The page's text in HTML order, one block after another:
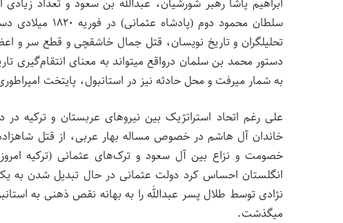
سلطان محمود
تحلیلگران و تاریخ نویسان، قتل جمال خاشقچی و قطع سر و
دستور محمد بن سلمان درواقع می­تواند به معنای انتقام‌­گیری
به شمار می­رفت و محل حادثه نیز در استانبول، پایتخت
علی رغم اتحاد استراتژیک بین نیروهای عربستان و ترکیه
خصومت و نزاع بین آل سعود و ترک‌­های عثمانی (ترکیه
انگلستان احساس کرد دولت عثمانی در حال تبدیل شدن به
نژادی توسط طلال پسر عبدالله را به بهانه نقص ذهنی به
می­گذشت.